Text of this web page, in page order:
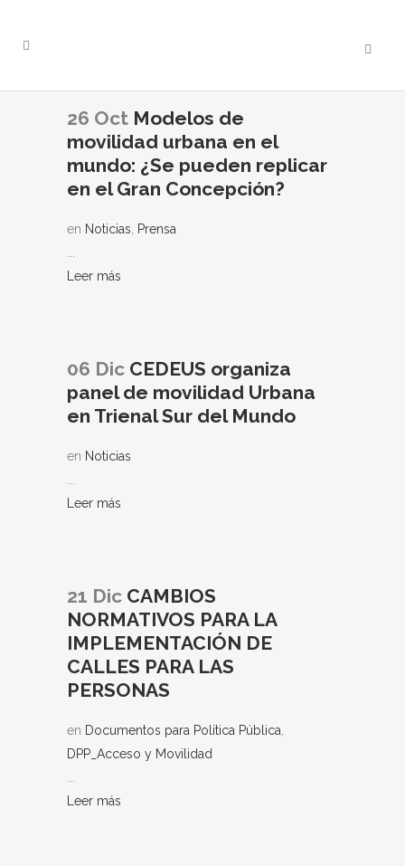
26 Oct Modelos de
movilidad urbana en el
mundo: ¿Se pueden replicar
en el Gran Concepción?
en Noticias
Prensa
Leer más
06 Dic CEDEUS organiza
panel de movilidad Urbana
en Trienal Sur del Mundo
en Noticias
Leer más
21 Dic CAMBIOS
NORMATIVOS PARA LA
IMPLEMENTACIÓN DE
CALLES PARA LAS
PERSONAS
en Documentos para Política Pública
DPP_Acceso y Movilidad
Leer más